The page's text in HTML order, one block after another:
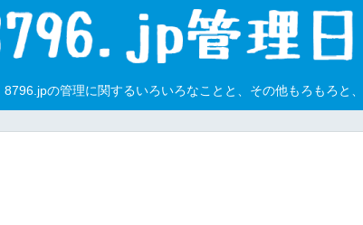
8796.jpの管理に関するいろいろなことと、その他もろもろと、